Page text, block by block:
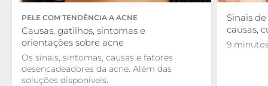
PELE COM TENDÊNCIA A ACNE
Causas, gatilhos, sintomas e
orientações sobre acne
Os sinais, sintomas, causas e fatores
desencadeadores da acne. Além das
soluções disponíveis.
Sinais
causas,
9